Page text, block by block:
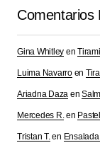
Comentarios
Gina Whitley en
Luima Navarroen
Ariadna Daza en
Mercedes R.en
Tristan T.en